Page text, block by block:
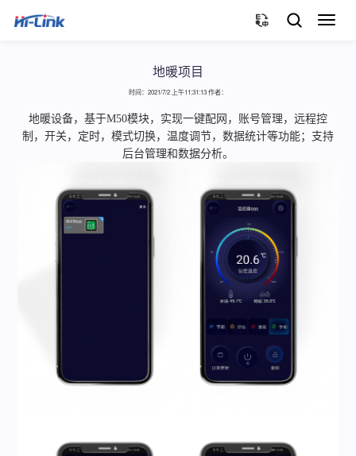
切
地暖项目
时间：2021/7/2 上午11:31:13 作者：
地暖设备，基于M50模块，实现一键配网，账号管理，远程控
制，开关，定时，模式切换，温度调节，数据统计等功能；支持
后台管理和数据分析。